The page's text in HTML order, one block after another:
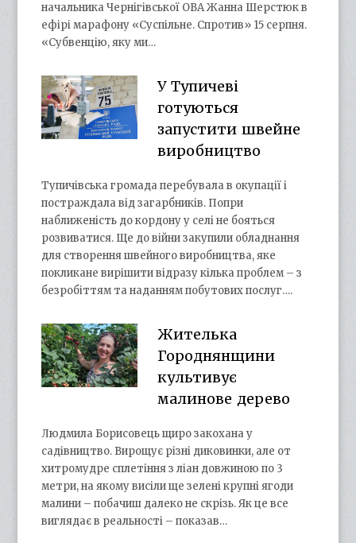
начальника Чернігівської ОВА Жанна Шерстюк в
ефірі марафону «Суспільне. Спротив» 15 серпня.
«Субвенцію, яку ми…
У Тупичеві
готуються
запустити швейне
виробництво
Тупичівська громада перебувала в окупації і
постраждала від загарбників. Попри
наближеність до кордону у селі не бояться
розвиватися. Ще до війни закупили обладнання
для створення швейного виробництва, яке
покликане вирішити відразу кілька проблем – з
безробіттям та наданням побутових послуг….
Жителька
Городнянщини
культивує
малинове дерево
Людмила Борисовець щиро закохана у
садівництво. Вирощує різні диковинки, але от
хитромудре сплетіння з ліан довжиною по 3
метри, на якому висіли ще зелені крупні ягоди
малини – побачиш далеко не скрізь. Як це все
виглядає в реальності – показав…